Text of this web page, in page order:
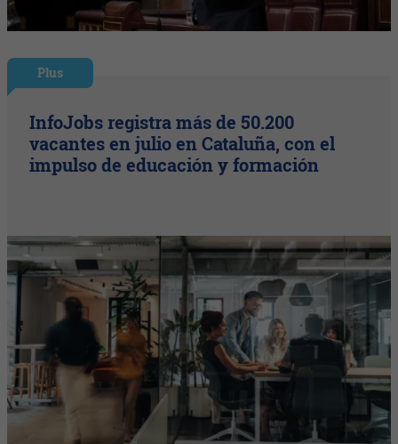
Plus
InfoJobs registra más de 50.200
vacantes en julio en Cataluña, con el
impulso de educación y formación